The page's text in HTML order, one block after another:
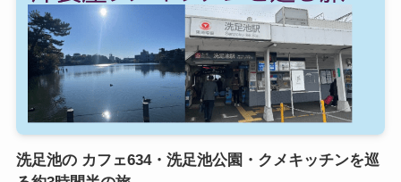
洗足池の カフェ634・洗足池公園・クメキッチンを巡